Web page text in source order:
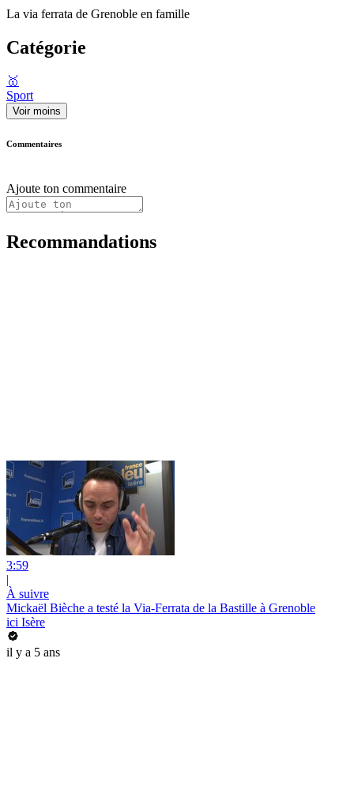
La via ferrata de Grenoble en famille
Catégorie
🥇
Sport
Voir moins
Commentaires
Ajoute ton commentaire
Recommandations
3:59
|
À suivre
Mickaël Bièche a testé la Via-Ferrata de la Bastille à Grenoble
ici Isère
il y a 5 ans